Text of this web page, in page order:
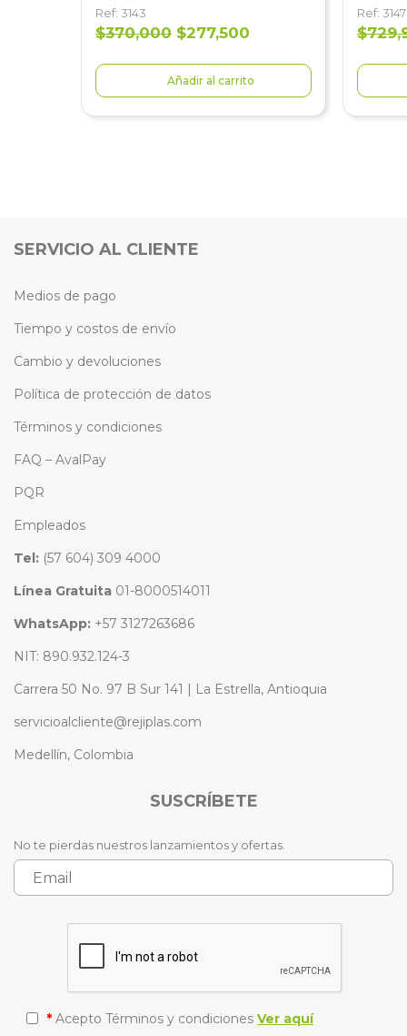
Ref: 3143
$370,000 $277,500
Añadir al carrito
Ref: 3147
SERVICIO AL CLIENTE
Medios de pago
Tiempo y costos de envío
Cambio y devoluciones
Política de protección de datos
Términos y condiciones
FAQ – AvalPay
PQR
Empleados
Tel: (57 604) 309 4000
Línea Gratuita 01-8000514011
WhatsApp: +57 3127263686
NIT: 890.932.124-3
Carrera 50 No. 97 B Sur 141 | La Estrella, Antioquia
servicioalcliente@rejiplas.com
Medellín, Colombia
SUSCRÍBETE
No te pierdas nuestros lanzamientos y ofertas.
* Acepto Términos y condiciones Ver aquí